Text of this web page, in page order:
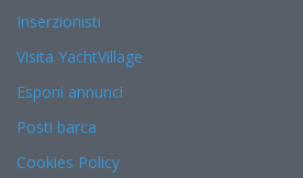
Inserzionisti
Visita YachtVillage
Esponi annunci
Posti barca
Cookies Policy